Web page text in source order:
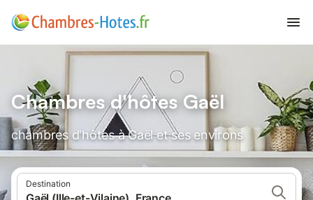
Chambres d'hôtes Gaël
chambres d'hôtes à Gaël et ses environs
Destination